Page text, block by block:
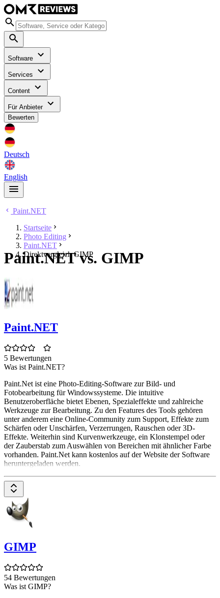
Software
Services
Content
Für Anbieter
Bewerten
Deutsch
English
Paint.NET
Startseite
Photo Editing
Paint.NET
Direktvergleich GIMP
Paint.NET vs. GIMP
Paint.NET
5 Bewertungen
Was ist Paint.NET?
Paint.Net ist eine Photo-Editing-Software zur Bild- und
Fotobearbeitung für Windowssysteme. Die intuitive
Benutzeroberfläche bietet Ebenen, Spezialeffekte und zahlreiche
Werkzeuge zur Bearbeitung. Zu den Features des Tools gehören
unter anderem eine Online-Community zum Support, Effekte zum
Schärfen oder Unschärfen, Verzerrungen, Rauschen oder 3D-
Effekte. Weiterhin sind Kurvenwerkzeuge, ein Klonstempel oder
der Zauberstab zum Auswählen von Bereichen mit ähnlicher Farbe
vorhanden. Paint.Net kann kostenlos auf der Website der Software
heruntergeladen werden.
GIMP
54 Bewertungen
Was ist GIMP?